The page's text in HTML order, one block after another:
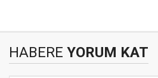
HABERE YORUM KAT